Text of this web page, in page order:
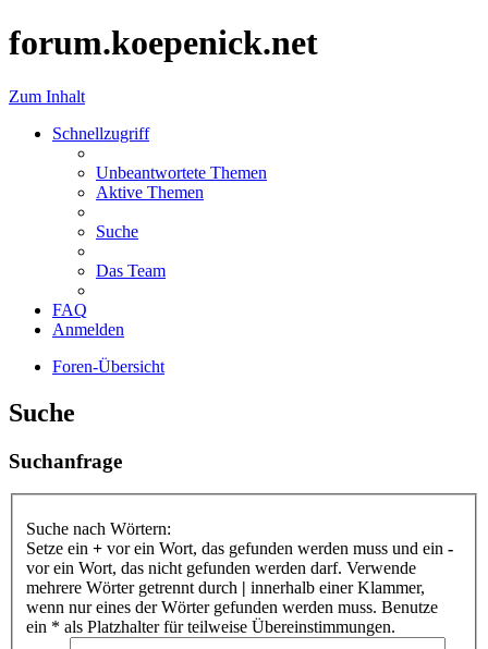
forum.koepenick.net
Zum Inhalt
Schnellzugriff
Unbeantwortete Themen
Aktive Themen
Suche
Das Team
FAQ
Anmelden
Foren-Übersicht
Suche
Suchanfrage
Suche nach Wörtern:
Setze ein + vor ein Wort, das gefunden werden muss und ein -
vor ein Wort, das nicht gefunden werden darf. Verwende
mehrere Wörter getrennt durch | innerhalb einer Klammer,
wenn nur eines der Wörter gefunden werden muss. Benutze
ein * als Platzhalter für teilweise Übereinstimmungen.